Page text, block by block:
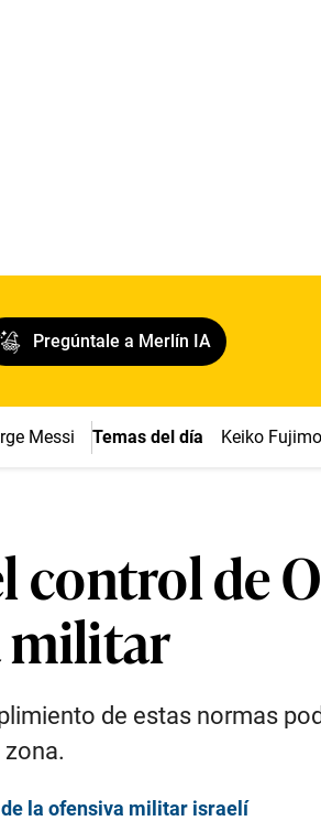
Pregúntale a Merlín IA
Messi Temas del día Keiko
control de
militar
de estas normas
la ofensiva militar israelí